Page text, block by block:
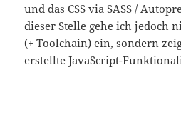
und das CSS viaSASS /
dieser Stelle gehe ich jedoch
(+ Toolchain) ein, sondern
erstellte JavaScript-